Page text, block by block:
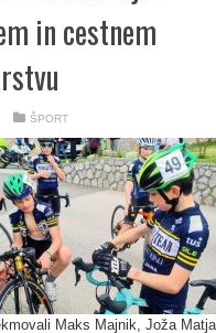
in cestnem
ŠPORT
Maks Majnik, Joža